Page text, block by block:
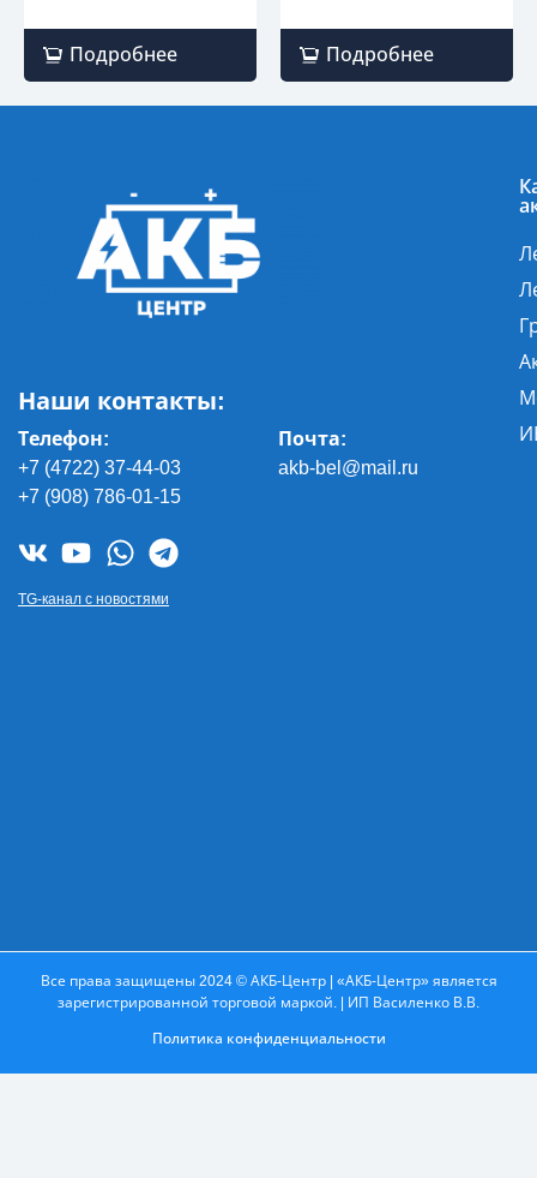
Подробнее Подробнее
Наши контакты:
Телефон:
+7 (4722) 37-44-03
+7 (908) 786-01-15
Почта:
akb-bel@mail.ru
TG-канал с новостями
Все права защищены 2024 © АКБ-Центр | «АКБ-Центр» является
зарегистрированной торговой маркой. | ИП Василенко В.В.
Политика конфиденциальности